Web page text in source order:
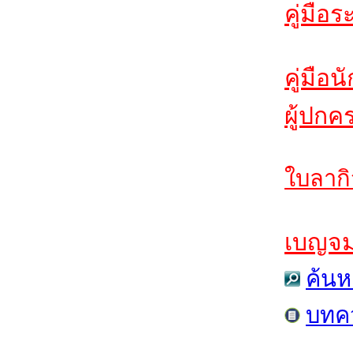
คู่มือร
คู่มือนั
ผู้ปกค
ใบลา
เบญจ
ค้นห
บทค